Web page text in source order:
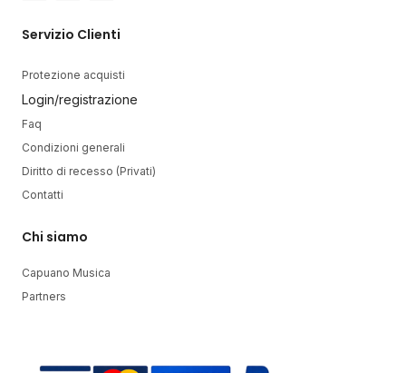
Servizio Clienti
Protezione acquisti
Login/registrazione
Faq
Condizioni generali
Diritto di recesso (Privati)
Contatti
Chi siamo
Capuano Musica
Partners